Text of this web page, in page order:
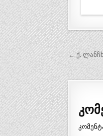
← ქ.